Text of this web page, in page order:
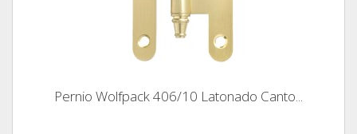
Pernio Wolfpack 406/10 Latonado Canto...